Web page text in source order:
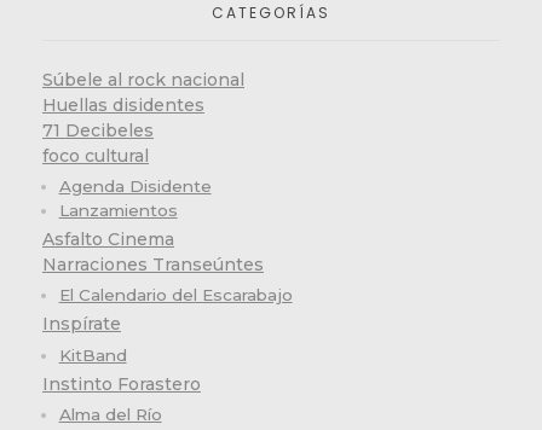
CATEGORÍAS
Súbele al rock nacional
Huellas disidentes
71 Decibeles
foco cultural
Agenda Disidente
Lanzamientos
Asfalto Cinema
Narraciones Transeúntes
El Calendario del Escarabajo
Inspírate
KitBand
Instinto Forastero
Alma del Río